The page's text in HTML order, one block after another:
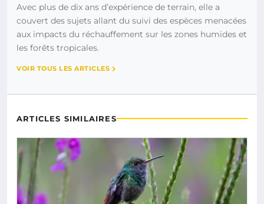
Avec plus de dix ans d’expérience de terrain, elle a
couvert des sujets allant du suivi des espèces menacées
aux impacts du réchauffement sur les zones humides et
les forêts tropicales.
VOIR TOUS LES ARTICLES
ARTICLES SIMILAIRES